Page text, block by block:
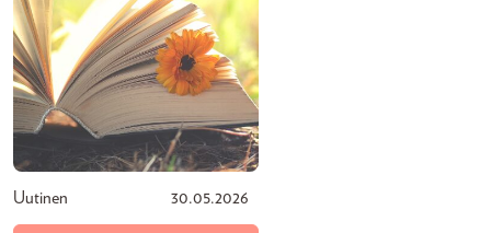
Uutinen 30.05.2026